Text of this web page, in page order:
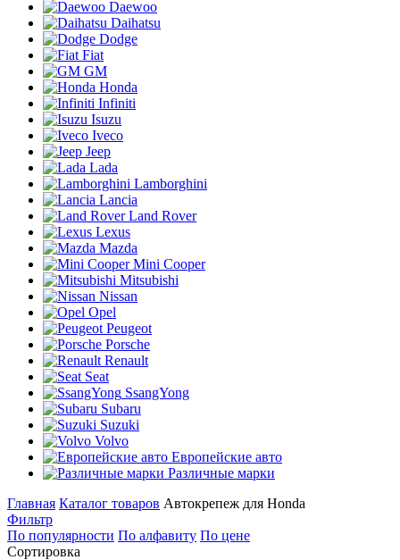
Daewoo
Daihatsu
Dodge
Fiat
GM
Honda
Infiniti
Isuzu
Iveco
Jeep
Lada
Lamborghini
Lancia
Land Rover
Lexus
Mazda
Mini Cooper
Mitsubishi
Nissan
Opel
Peugeot
Porsche
Renault
Seat
SsangYong
Subaru
Suzuki
Volvo
Европейские авто
Различные марки
Главная Каталог товаров Автокрепеж для Honda
Фильтр
По популярности По алфавиту По цене
Сортировка